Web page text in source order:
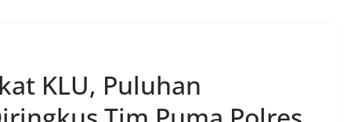
KLU, Puluhan